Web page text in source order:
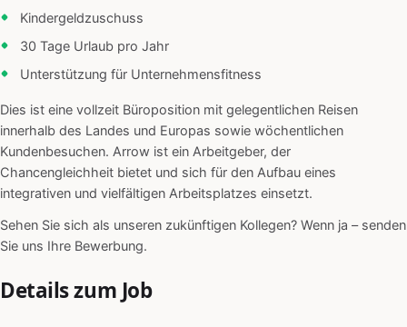
Kindergeldzuschuss
30 Tage Urlaub pro Jahr
Unterstützung für Unternehmensfitness
Dies ist eine vollzeit Büroposition mit gelegentlichen Reisen
innerhalb des Landes und Europas sowie wöchentlichen
Kundenbesuchen. Arrow ist ein Arbeitgeber, der
Chancengleichheit bietet und sich für den Aufbau eines
integrativen und vielfältigen Arbeitsplatzes einsetzt.
Sehen Sie sich als unseren zukünftigen Kollegen? Wenn ja – senden
Sie uns Ihre Bewerbung.
Details zum Job